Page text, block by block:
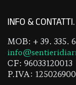
INFO & CONTATTI
MOB: + 39. 335.
CF: 96033120013
P.IVA: